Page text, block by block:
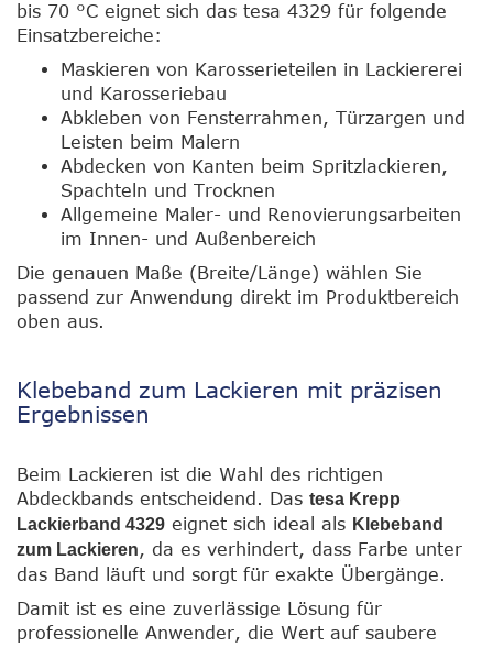
bis 70 °C eignet sich das tesa 4329 für folgende
Einsatzbereiche:
Maskieren von Karosserieteilen in Lackiererei
und Karosseriebau
Abkleben von Fensterrahmen, Türzargen und
Leisten beim Malern
Abdecken von Kanten beim Spritzlackieren,
Spachteln und Trocknen
Allgemeine Maler- und Renovierungsarbeiten
im Innen- und Außenbereich
Die genauen Maße (Breite/Länge) wählen Sie
passend zur Anwendung direkt im Produktbereich
oben aus.
Klebeband zum Lackieren mit präzisen
Ergebnissen
Beim Lackieren ist die Wahl des richtigen
Abdeckbands entscheidend. Das tesa Krepp
Lackierband 4329 eignet sich ideal als Klebeband
zum Lackieren, da es verhindert, dass Farbe unter
das Band läuft und sorgt für exakte Übergänge.
Damit ist es eine zuverlässige Lösung für
professionelle Anwender, die Wert auf saubere